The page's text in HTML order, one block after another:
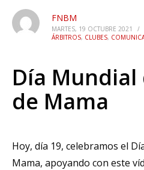
FNBM
MARTES, 19 OCTUBRE 2021 /
ÁRBITROS, CLUBES,
Día Mundial
de Mama
Hoy, día 19, celebramos el
Mama, apoyando con este